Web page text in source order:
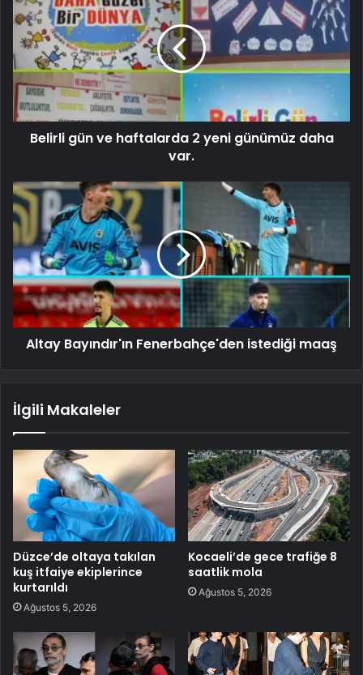
Belirli gün ve haftalarda 2 yeni günümüz daha
var.
Altay Bayındır'ın Fenerbahçe'den istediği maaş
İlgili Makaleler
Düzce’de oltaya takılan
kuş itfaiye ekiplerince
kurtarıldı
Ağustos 5, 2026
Kocaeli’de gece trafiğe 8
saatlik mola
Ağustos 5, 2026